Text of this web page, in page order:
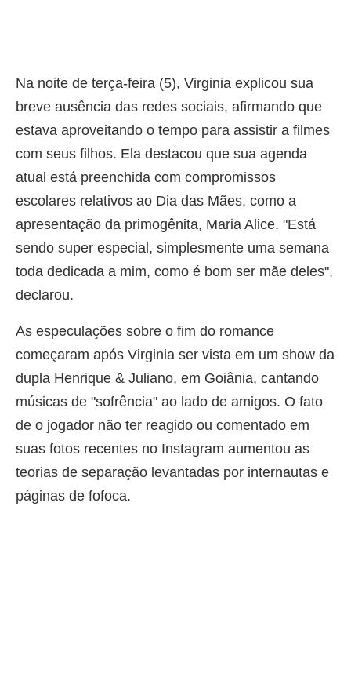
Na noite de terça-feira (5), Virginia explicou sua
breve ausência das redes sociais, afirmando que
estava aproveitando o tempo para assistir a filmes
com seus filhos. Ela destacou que sua agenda
atual está preenchida com compromissos
escolares relativos ao Dia das Mães, como a
apresentação da primogênita, Maria Alice. "Está
sendo super especial, simplesmente uma semana
toda dedicada a mim, como é bom ser mãe deles",
declarou.
As especulações sobre o fim do romance
começaram após Virginia ser vista em um show da
dupla Henrique & Juliano, em Goiânia, cantando
músicas de "sofrência" ao lado de amigos. O fato
de o jogador não ter reagido ou comentado em
suas fotos recentes no Instagram aumentou as
teorias de separação levantadas por internautas e
páginas de fofoca.